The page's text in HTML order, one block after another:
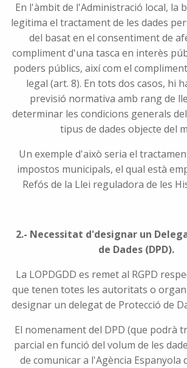
En l'àmbit de l'Administració local, la
legitima el tractament de les dades
del basat en el consentiment de
compliment d'una tasca en interès
poders públics, així com el
legal (art. 8). En tots dos casos, hi
previsió normativa amb rang de
determinar les condicions generals
tipus de dades objecte del
Un exemple d'això seria el
impostos municipals, el qual està
Refós de la Llei reguladora de les
2.- Necessitat d'designar un
de Dades (DPD).
La LOPDGDD es remet al RGPD
que tenen totes les autoritats o
designar un delegat de Protecció de
El nomenament del DPD (que podrà
parcial en funció del volum de les
de comunicar a l'Agència Espanyola